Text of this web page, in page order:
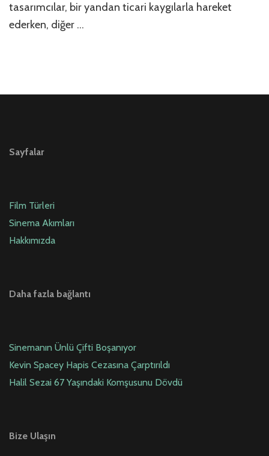
tasarımcılar, bir yandan ticari kaygılarla hareket
ederken, diğer …
Sayfalar
Film Türleri
Sinema Akımları
Hakkımızda
Daha fazla bağlantı
Sinemanın Ünlü Çifti Boşanıyor
Kevin Spacey Hapis Cezasına Çarptırıldı
Halil Sezai 67 Yaşındaki Komşusunu Dövdü
Bize Ulaşın